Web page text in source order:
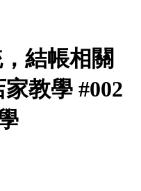
結帳相關
教學 #002